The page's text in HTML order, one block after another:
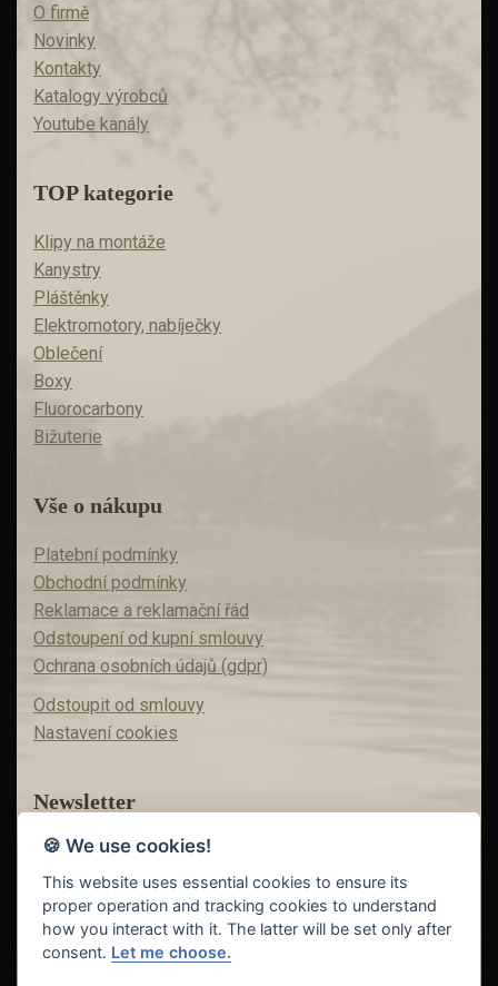
O firmě
Novinky
Kontakty
Katalogy výrobců
Youtube kanály
TOP kategorie
Klipy na montáže
Kanystry
Pláštěnky
Elektromotory, nabíječky
Oblečení
Boxy
Fluorocarbony
Bižuterie
Vše o nákupu
Platební podmínky
Obchodní podmínky
Reklamace a reklamační řád
Odstoupení od kupní smlouvy
Ochrana osobních údajů (gdpr)
Odstoupit od smlouvy
Nastavení cookies
Newsletter
Máte zájem o akční nabídky?
Teď už vám nic neunikne!
🍪 We use cookies!
This website uses essential cookies to ensure its
proper operation and tracking cookies to understand
how you interact with it. The latter will be set only after
consent. Let me choose.